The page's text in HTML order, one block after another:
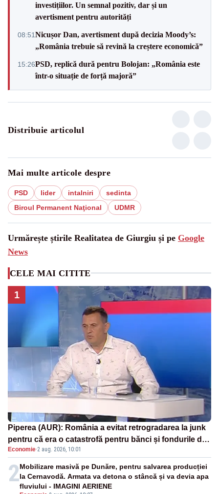
investițiilor. Un semnal pozitiv, dar și un
avertisment pentru autorități
08:51Nicușor Dan, avertisment după decizia Moody’s:
„România trebuie să revină la creștere economică”
15:26PSD, replică dură pentru Bolojan: „România este
într-o situație de forță majoră”
Distribuie articolul
Mai multe articole despre
PSD lider intalniri
sedinta
Biroul Permanent Naţional
UDMR
Urmărește știrile Realitatea de Giurgiu și pe Google
News
CELE MAI CITITE
1
Piperea (AUR): România a evitat retrogradarea la junk
pentru că era o catastrofă pentru bănci și fondurile de
pensii
Economie·2 aug. 2026, 10:01
2Mobilizare masivă pe Dunăre, pentru salvarea producției
la Cernavodă. Armata va detona o stâncă și va devia apa
fluviului - IMAGINI AERIENE